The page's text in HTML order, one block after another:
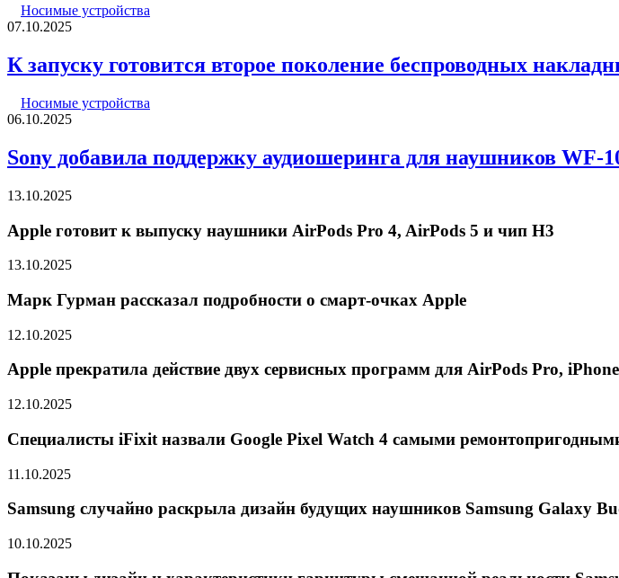
Носимые устройства
07.10.2025
К запуску готовится второе поколение беспроводных
Носимые устройства
06.10.2025
Sony добавила поддержку аудиошеринга для наушников WF-
13.10.2025
Apple готовит к выпуску наушники AirPods Pro 4, AirPods 5 и чип H3
13.10.2025
Марк Гурман рассказал подробности о смарт-очках Apple
12.10.2025
Apple прекратила действие двух сервисных программ для AirPods Pro,
12.10.2025
Специалисты iFixit назвали Google Pixel Watch 4 самыми
11.10.2025
Samsung случайно раскрыла дизайн будущих наушников Samsung Galaxy
10.10.2025